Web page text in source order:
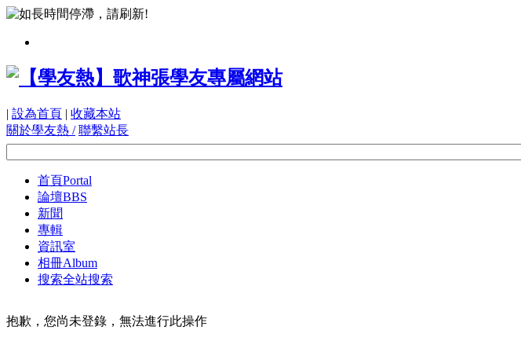
| 設為首頁 | 收藏本站
關於學友熱 / 聯繫站長
首頁Portal
論壇BBS
新聞
專輯
資訊室
相冊Album
搜索全站搜索
抱歉，您尚未登錄，無法進行此操作